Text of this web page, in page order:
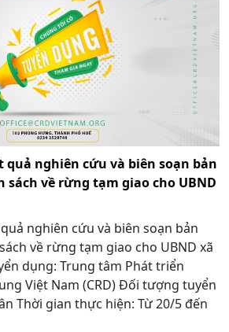
quả nghiên cứu và biên soạn bản
về rừng tạm giao cho UBND
nghiên cứu và biên soạn bản
về rừng tạm giao cho UBND xã
dụng: Trung tâm Phát triển
Việt Nam (CRD) Đối tượng tuyển
Thời gian thực hiện: Từ 20/5 đến